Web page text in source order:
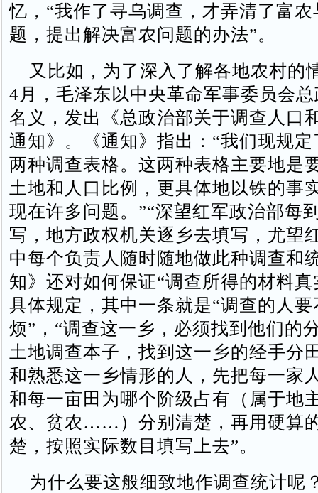
忆，“我作了寻乌调查，才弄清了富
题，提出解决富农问题的办法”。
又比如，为了深入了解各地农村的
4月，毛泽东以中央革命军事委员会
名义，发出《总政治部关于调查人口
通知》。《通知》指出：“我们现规
两种调查表格。这两种表格主要地是
土地和人口比例，更具体地以铁的事
现在许多问题。”“深望红军政治部每
写，地方政权机关逐乡去填写，尤望
中每个负责人随时随地做此种调查和
知》还对如何保证“调查所得的材料
具体规定，其中一条就是“调查的人要
烦”，“调查这一乡，必须找到他们的
土地调查本子，找到这一乡的经手分
和熟悉这一乡情形的人，先把每一家
和每一亩田为哪个阶级占有（属于地
农、贫农……）分别清楚，再用硬算
楚，按照实际数目填写上去”。
为什么要这般细致地作调查统计呢